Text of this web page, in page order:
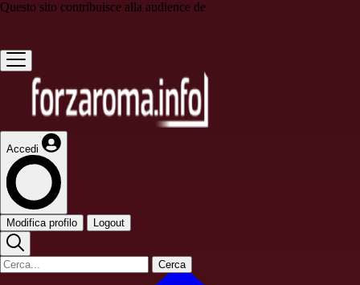
Questo sito contribuisce alla audience de
Accedi
Modifica profilo Logout
Cerca